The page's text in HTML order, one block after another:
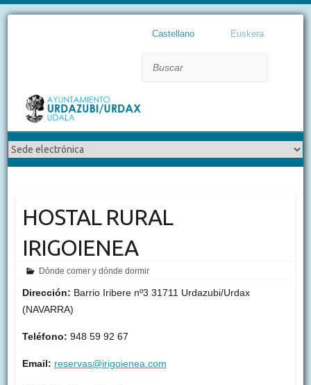
Castellano Euskera
HOSTAL RURAL
IRIGOIENEA
Dónde comer y dónde dormir
Dirección: Barrio Iribere nº3 31711 Urdazubi/Urdax
(NAVARRA)
Teléfono: 948 59 92 67
Email: reservas@irigoienea.com